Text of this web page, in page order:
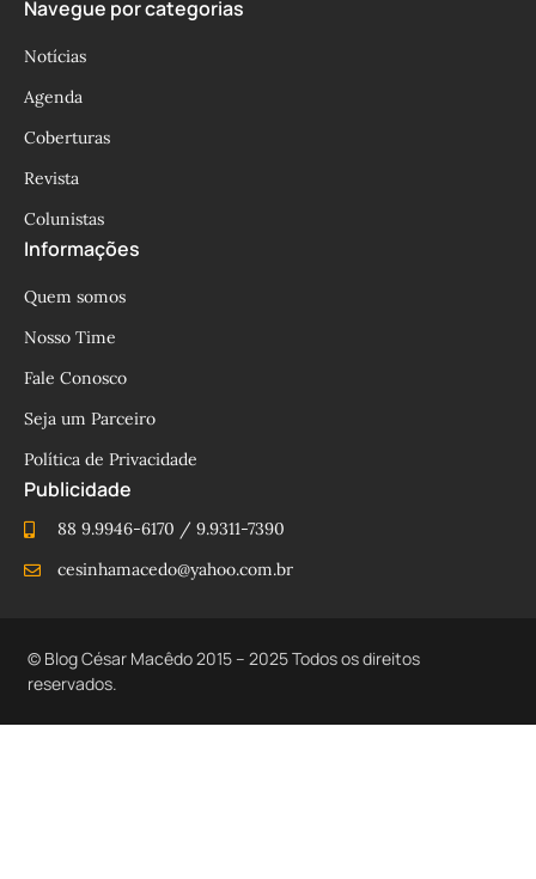
Navegue por categorias
Notícias
Agenda
Coberturas
Revista
Colunistas
Informações
Quem somos
Nosso Time
Fale Conosco
Seja um Parceiro
Política de Privacidade
Publicidade
88 9.9946-6170 / 9.9311-7390
cesinhamacedo@yahoo.com.br
© Blog César Macêdo 2015 – 2025 Todos os direitos
reservados.